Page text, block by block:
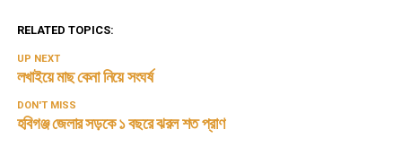
RELATED TOPICS:
UP NEXT
লখাইয়ে মাছ কেনা নিয়ে সংঘর্ষ
DON'T MISS
হবিগঞ্জ জেলার সড়কে ১ বছরে ঝরল শত প্রাণ